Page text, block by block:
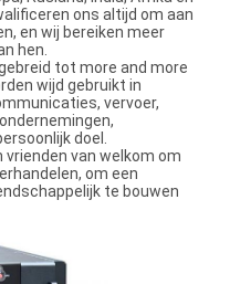
ons altijd om aan
en wij bereiken meer
hen.
tot more and more
wijd gebruikt in
vervoer,
doel.
vrienden van welkom om
om een
te bouwen